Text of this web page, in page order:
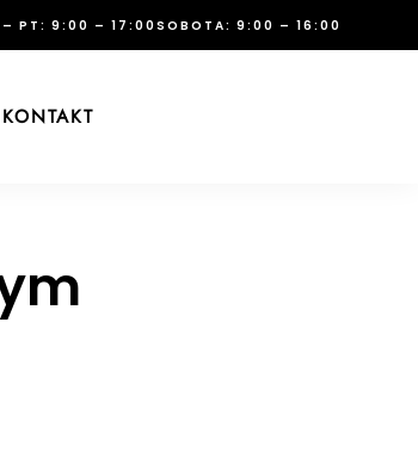
– PT: 9:00 – 17:00SOBOTA: 9:00 – 16:00
KONTAKT